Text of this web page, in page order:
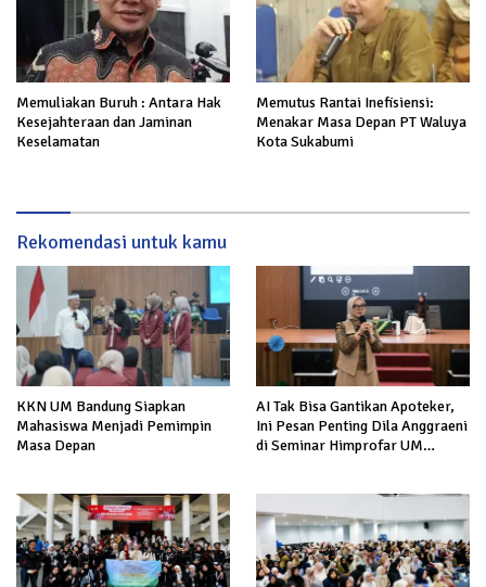
Memuliakan Buruh : Antara Hak
Kesejahteraan dan Jaminan
Keselamatan
Memutus Rantai Inefisiensi:
Menakar Masa Depan PT Waluya
Kota Sukabumi
Rekomendasi untuk kamu
KKN UM Bandung Siapkan
Mahasiswa Menjadi Pemimpin
Masa Depan
AI Tak Bisa Gantikan Apoteker,
Ini Pesan Penting Dila Anggraeni
di Seminar Himprofar UM